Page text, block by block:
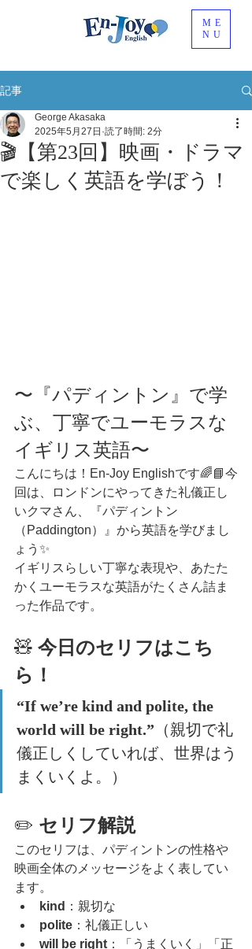
ME
NU
記事
🎬【第23回】映画・ドラマ
で楽しく英語を学ぼう！
George Akasaka
2025年5月27日 読了時間: 2分
〜『パディントン』で学
ぶ、丁寧でユーモラスな
イギリス英語〜
こんにちは！En-Joy Englishです🌈📘今
回は、ロンドンにやってきた礼儀正し
いクマさん、『パディントン
（Paddington）』から英語を学びまし
ょう✨
イギリスらしい丁寧な表現や、あたた
かくユーモラスな英語がたくさん詰ま
った作品です。
🧸 今日のセリフはこち
ら！
“If we’re kind and polite, the
world will be right.” （親切で礼
儀正しくしていれば、世界はう
まくいくよ。）
✏️ セリフ解説
このセリフは、パディントンの性格や
映画全体のメッセージをよく表してい
ます。
kind ：親切な
polite ：礼儀正しい
will be right ：「うまくいく」「正